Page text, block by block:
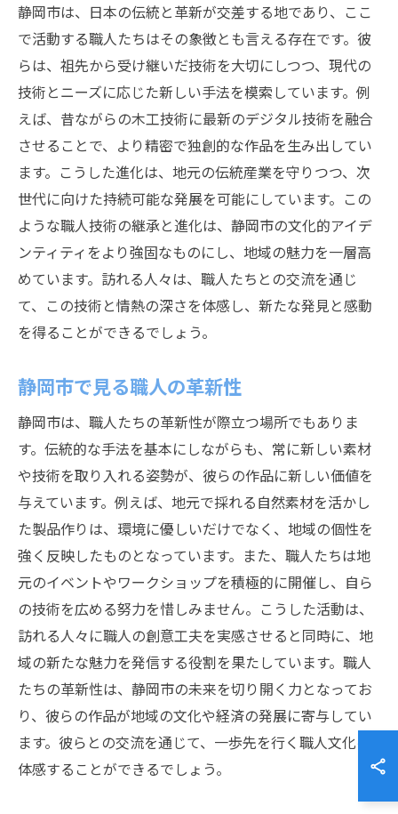
静岡市は、日本の伝統と革新が交差する地であり、ここ
で活動する職人たちはその象徴とも言える存在です。彼
らは、祖先から受け継いだ技術を大切にしつつ、現代の
技術とニーズに応じた新しい手法を模索しています。例
えば、昔ながらの木工技術に最新のデジタル技術を融合
させることで、より精密で独創的な作品を生み出してい
ます。こうした進化は、地元の伝統産業を守りつつ、次
世代に向けた持続可能な発展を可能にしています。この
ような職人技術の継承と進化は、静岡市の文化的アイデ
ンティティをより強固なものにし、地域の魅力を一層高
めています。訪れる人々は、職人たちとの交流を通じ
て、この技術と情熱の深さを体感し、新たな発見と感動
を得ることができるでしょう。
静岡市で見る職人の革新性
静岡市は、職人たちの革新性が際立つ場所でもありま
す。伝統的な手法を基本にしながらも、常に新しい素材
や技術を取り入れる姿勢が、彼らの作品に新しい価値を
与えています。例えば、地元で採れる自然素材を活かし
た製品作りは、環境に優しいだけでなく、地域の個性を
強く反映したものとなっています。また、職人たちは地
元のイベントやワークショップを積極的に開催し、自ら
の技術を広める努力を惜しみません。こうした活動は、
訪れる人々に職人の創意工夫を実感させると同時に、地
域の新たな魅力を発信する役割を果たしています。職人
たちの革新性は、静岡市の未来を切り開く力となってお
り、彼らの作品が地域の文化や経済の発展に寄与してい
ます。彼らとの交流を通じて、一歩先を行く職人文化を
体感することができるでしょう。